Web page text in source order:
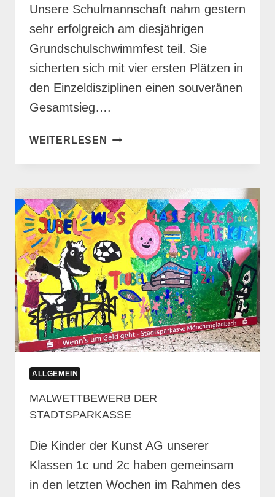
Unsere Schulmannschaft nahm gestern
sehr erfolgreich am diesjährigen
Grundschulschwimmfest teil. Sie
sicherten sich mit vier ersten Plätzen in
den Einzeldisziplinen einen souveränen
Gesamtsieg….
WEITERLESEN
SIEGER
GRUNDSCHULSCHWIMMFEST
ALLGEMEIN
MALWETTBEWERB DER
STADTSPARKASSE
Die Kinder der Kunst AG unserer
Klassen 1c und 2c haben gemeinsam
in den letzten Wochen im Rahmen des